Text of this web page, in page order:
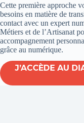
Cette première approche
besoins en matière de
contact avec un expert
Métiers et de l’Artisanat
accompagnement
grâce au numérique.
J’ACCÈDE AU